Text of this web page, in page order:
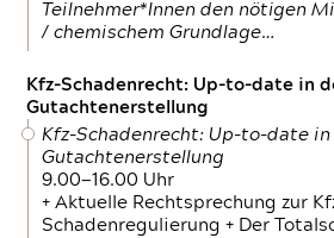
Teilnehmer*Innen den nötigen
/ chemischem Grundlage…
Kfz-Schadenrecht: Up-to-date in
Gutachtenerstellung
Kfz-Schadenrecht: Up-to-date in
Gutachtenerstellung
9.00—16.00 Uhr
+ Aktuelle Rechtsprechung zur
Schadenregulierung + Der